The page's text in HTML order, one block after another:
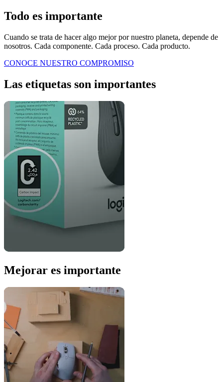
Todo es importante
Cuando se trata de hacer algo mejor por nuestro planeta, depende de
nosotros. Cada componente. Cada proceso. Cada producto.
CONOCE NUESTRO COMPROMISO
Las etiquetas son importantes
Mejorar es importante